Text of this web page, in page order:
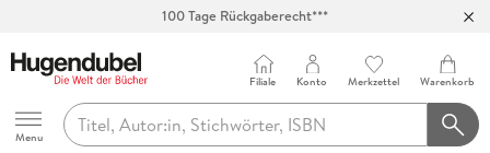
100 Tage Rückgaberecht***
Hugendubel
Menu
Filiale Konto Merkzettel Warenkorb